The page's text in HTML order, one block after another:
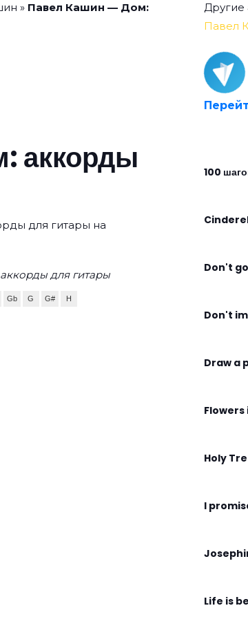
» Павел Кашин — Дом:
аккорды
для гитары на
для гитары
Gb G G# H
Другие
Павел
100
Don't
Don't
Draw a
Holy
I
Life is